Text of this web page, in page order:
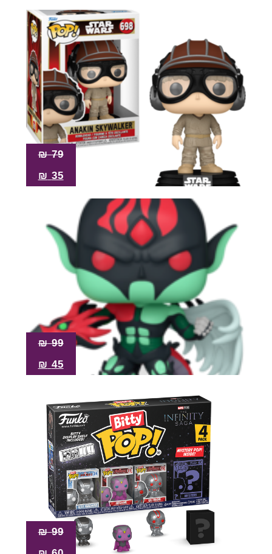
79
₪
35
₪
99
₪
45
₪
99
₪